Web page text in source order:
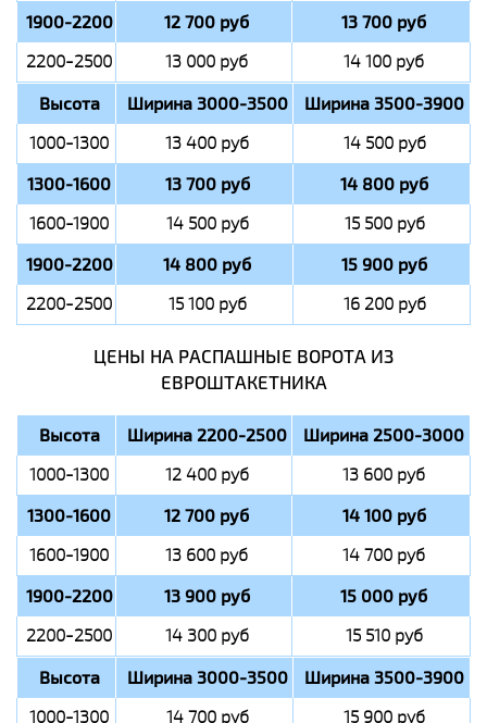
1900-2200 12 700 руб 13 700 руб
2200-2500 13 000 руб 14 100 руб
Высота Ширина 3000-3500 Ширина 3500-3900
1000-1300 13 400 руб 14 500 руб
1300-1600 13 700 руб 14 800 руб
1600-1900 14 500 руб 15 500 руб
1900-2200 14 800 руб 15 900 руб
2200-2500 15 100 руб 16 200 руб
ЦЕНЫ НА РАСПАШНЫЕ ВОРОТА ИЗ
ЕВРОШТАКЕТНИКА
Высота Ширина 2200-2500 Ширина 2500-3000
1000-1300 12 400 руб 13 600 руб
1300-1600 12 700 руб 14 100 руб
1600-1900 13 600 руб 14 700 руб
1900-2200 13 900 руб 15 000 руб
2200-2500 14 300 руб 15 510 руб
Высота Ширина 3000-3500 Ширина 3500-3900
1000-1300 14 700 руб 15 900 руб